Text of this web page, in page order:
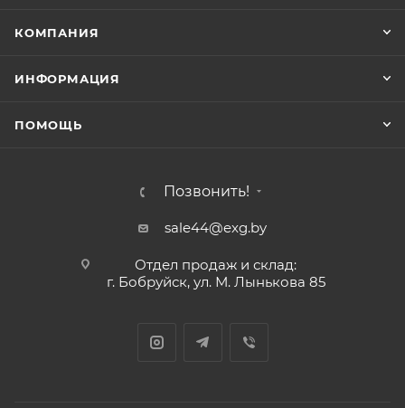
КОМПАНИЯ
ИНФОРМАЦИЯ
ПОМОЩЬ
Позвонить!
sale44@exg.by
Отдел продаж и склад:
г. Бобруйск, ул. М. Лынькова 85